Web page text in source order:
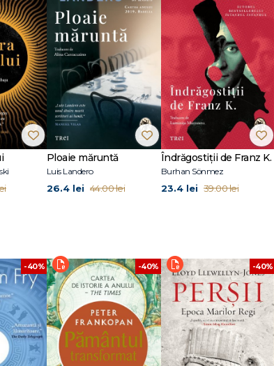
ceva contagios. Cartea e o
A fost director al National Gallery din
A scris studii despre Rembrandt,
Ploaie măruntă
Luis Landero
26.4 lei 44.00 lei
Îndrăgostiții de Franz K.
Burhan Sönmez
23.4 lei 39.00 lei
-40% -40% -40%